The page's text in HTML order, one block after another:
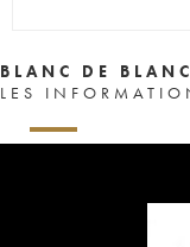
BLANC DE
LES